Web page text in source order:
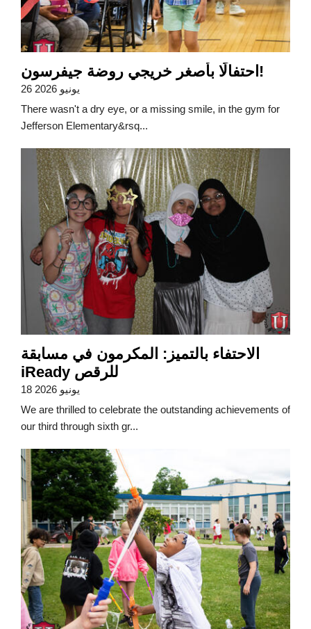
احتفالًا بأصغر خريجي روضة جيفرسون!
26 يونيو 2026
There wasn't a dry eye, or a missing smile, in the gym for
Jefferson Elementary&rsq...
الاحتفاء بالتميز: المكرمون في مسابقة
iReady للرقص
18 يونيو 2026
We are thrilled to celebrate the outstanding achievements of
our third through sixth gr...